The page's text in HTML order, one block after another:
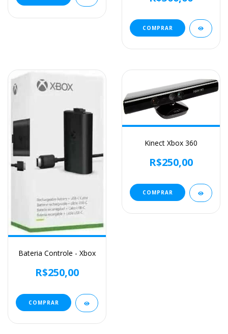
Bateria Controle - Xbox
R$250,00
Kinect Xbox 360
R$250,00